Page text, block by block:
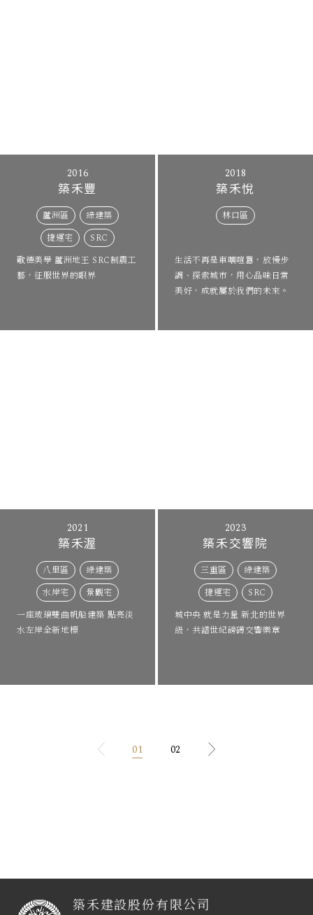
2016
築禾豐
蘆洲區
綠建築
捷運宅
SRC
歌德美學 蘆洲地王 SRC制震⼯
藝，征服世界的眼界
2018
築禾悅
林口區
生活不再是車嚷喧囂，放慢步
調、探索城市，用心品味日常
美好，成就屬於我們的未來。
2021
築禾渥
八里區
綠建築
水岸宅
景觀宅
一座玻璃雙曲帆船建築 點亮淡
水左岸全新地標
2023
築禾交響院
三重區
綠建築
捷運宅
SRC
城中央 就是⼒量 新北的世界
級，共譜世紀磅礡交響樂章
01 02
築禾建設股份有限公司